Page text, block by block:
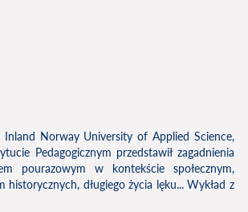
Inland Norway University of Applied Science,
Pedagogicznym przedstawił zagadnienia
pourazowym w kontekście społecznym,
historycznych, długiego życia lęku... Wykład z